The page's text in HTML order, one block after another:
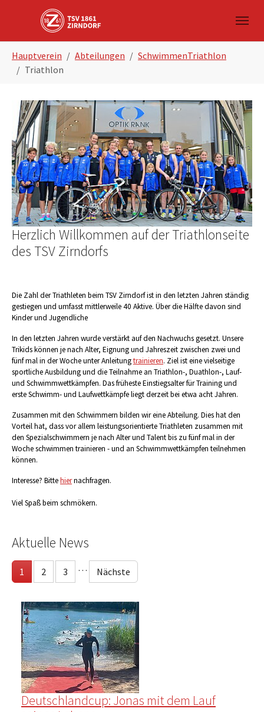
Skip to main navigation
Zum Hauptinhalt springen
Skip to page footer
Hauptverein Abteilungen
SchwimmenTriathlon
Triathlon
Show larger version
Herzlich Willkommen auf der Triathlonseite
des TSV Zirndorfs
Die Zahl der Triathleten beim TSV Zirndorf ist in den letzten Jahren ständig
gestiegen und umfasst mittlerweile 40 Aktive. Über die Hälfte davon sind
Kinder und Jugendliche
In den letzten Jahren wurde verstärkt auf den Nachwuchs gesetzt. Unsere
Trikids können je nach Alter, Eignung und Jahreszeit zwischen zwei und
fünf mal in der Woche unter Anleitungtrainieren. Ziel ist eine vielseitige
sportliche Ausbildung und die Teilnahme an Triathlon-, Duathlon-, Lauf-
und Schwimmwettkämpfen. Das früheste Einstiegsalter für Training und
erste Schwimm- und Laufwettkämpfe liegt derzeit bei etwa acht Jahren.
Zusammen mit den Schwimmern bilden wir eine Abteilung. Dies hat den
Vorteil hat, dass vor allem leistungsorientierte Triathleten zusammen mit
den Spezialschwimmern je nach Alter und Talent bis zu fünf mal in der
Woche schwimmen trainieren - und an Schwimmwettkämpfen teilnehmen
können.
Interesse? Bittehiernachfragen.
Viel Spaß beim schmökern.
Aktuelle News
1 2 3 … Nächste
Deutschlandcup: Jonas mit dem Lauf